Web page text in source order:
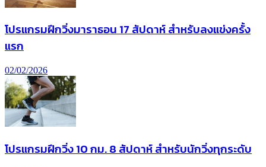
โปรแกรมฝึกวิ่งมาราธอน 17 สัปดาห์ สำหรับลงแข่งครั้ง
แรก
02/02/2026
โปรแกรมฝึกวิ่ง 10 กม. 8 สัปดาห์ สำหรับนักวิ่งทุกระดับ